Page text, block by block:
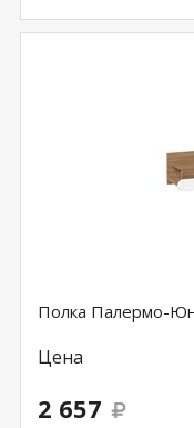
Полка Палермо-
Цена
2 657